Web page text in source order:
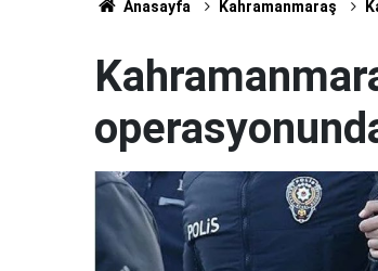
Anasayfa Kahramanmaraş